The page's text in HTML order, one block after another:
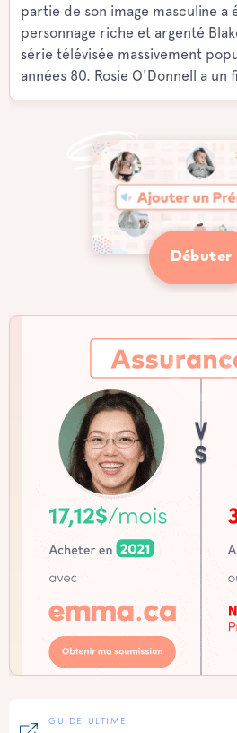
partie de son image masculine a
personnage riche et argenté
série télévisée massivement
années 80. Rosie O'Donnell a un
Débuter
GUIDE ULTIME